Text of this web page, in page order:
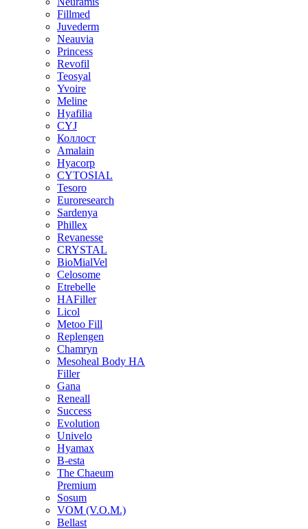
Fillmed
Juvederm
Neauvia
Princess
Revofil
Teosyal
Yvoire
Meline
Hyafilia
CYJ
Коллост
Amalain
Hyacorp
CYTOSIAL
Tesoro
Euroresearch
Sardenya
Phillex
Revanesse
CRYSTAL
BioMialVel
Celosome
Etrebelle
HAFiller
Licol
Metoo Fill
Replengen
Chamryn
Mesoheal Body HA
Filler
Gana
Reneall
Success
Evolution
Univelo
Hyamax
B-esta
The Chaeum
Premium
Sosum
VOM (V.O.M.)
Bellast